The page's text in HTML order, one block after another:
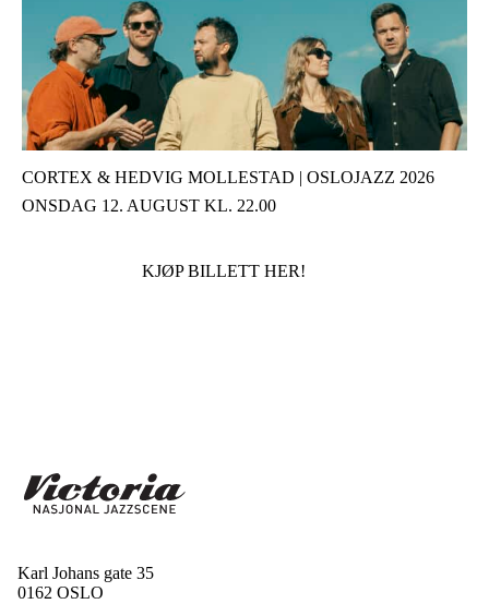
CORTEX & HEDVIG MOLLESTAD | OSLOJAZZ 2026
ONSDAG 12. AUGUST KL. 22.00
KJØP BILLETT HER!
Karl Johans gate 35
0162 OSLO